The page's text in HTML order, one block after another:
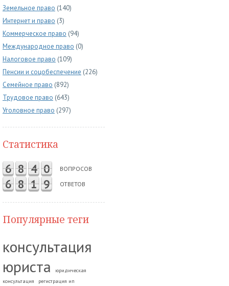
Земельное право (140)
Интернет и право (3)
Коммерческое право (94)
Международное право (0)
Налоговое право (109)
Пенсии и соцобеспечение (226)
Семейное право (892)
Трудовое право (643)
Уголовное право (297)
Статистика
6 8 4 0 ВОПРОСОВ
6 8 1 9 ОТВЕТОВ
Популярные теги
консультация
юриста
юридическая
консультация
регистрация ип